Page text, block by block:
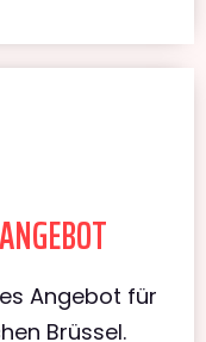
Angebot für
Brüssel.